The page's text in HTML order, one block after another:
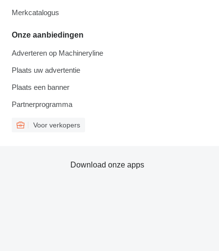
Merkcatalogus
Onze aanbiedingen
Adverteren op Machineryline
Plaats uw advertentie
Plaats een banner
Partnerprogramma
Voor verkopers
Download onze apps